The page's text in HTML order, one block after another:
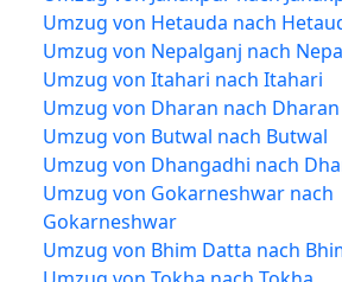
Umzug von Hetauda nach
Umzug von Nepalganj nach
Umzug von Itahari nach Itahari
Umzug von Dharan nach Dharan
Umzug von Butwal nach Butwal
Umzug von Dhangadhi nach
Umzug von Gokarneshwar nach
Gokarneshwar
Umzug von Bhim Datta nach